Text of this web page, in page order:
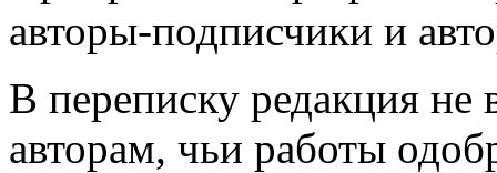
авторы-подписчики и
В переписку редакция не
авторам, чьи работы